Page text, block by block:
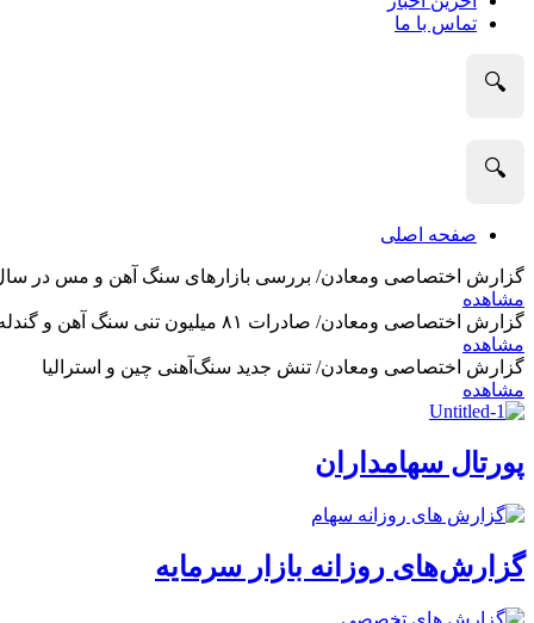
تماس با ما
🔍
🔍
صفحه اصلی
گزارش اختصاصی ومعادن/ بررسی بازارهای سنگ آهن و مس در سال 2025 و نگاه تحلیلگران به
مشاهده
گزارش اختصاصی ومعادن/ صادرات ۸۱ میلیون تنی سنگ آهن و گندله استرالیا در ماه گذشته
مشاهده
گزارش اختصاصی ومعادن/ تنش جدید سنگ‌آهنی چین و استرالیا
مشاهده
پورتال سهامداران
گزارش‌های روزانه بازار سرمایه